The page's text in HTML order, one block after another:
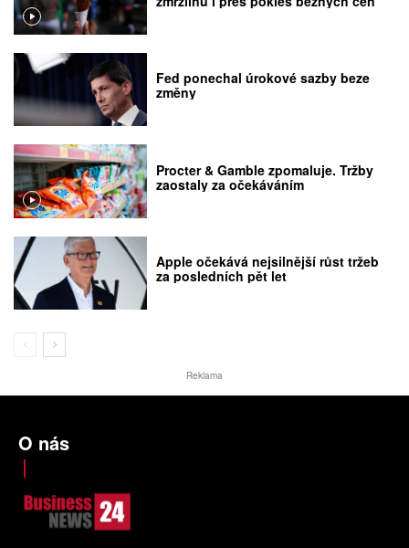
Fed ponechal úrokové sazby beze
změny
Procter & Gamble zpomaluje. Tržby
zaostaly za očekáváním
Apple očekává nejsilnější růst tržeb
za posledních pět let
Reklama
O nás